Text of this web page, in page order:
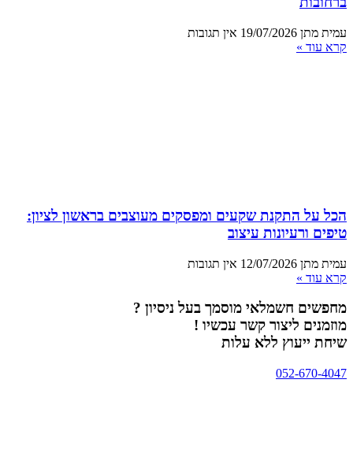
עמית מתן 19/07/2026 אין תגובות
קרא עוד »
הכל על התקנת שקעים ומפסקים מעוצבים בראשון לציון:
טיפים ורעיונות עיצוב
עמית מתן 12/07/2026 אין תגובות
קרא עוד »
מחפשים חשמלאי מוסמך בעל ניסיון ?
מוזמנים ליצור קשר עכשיו !
שיחת ייעוץ ללא עלות
052-670-4047